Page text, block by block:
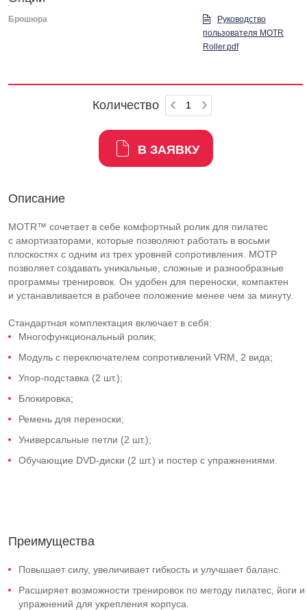
Брошюра
Руководство
пользователя MOTR
Roller.pdf
Количество
В ЗАЯВКУ
Описание
MOTR™ сочетает в себе комфортный ролик для пилатес
с амортизаторами, которые позволяют работать в восьми
плоскостях с одним из трех уровней сопротивления. МОТР
позволяет создавать уникальные, сложные и разнообразные
программы тренировок. Он удобен для переноски, компактен
и устанавливается в рабочее положение менее чем за минуту.
Стандартная комплектация включает в себя:
Многофункциональный ролик;
Модуль с переключателем сопротивлений VRM, 2 вида;
Упор-подставка (2 шт.);
Блокировка;
Ремень для переноски;
Универсальные петли (2 шт.);
Обучающие DVD-диски (2 шт.) и постер с упражнениями.
Преимущества
Повышает силу, увеличивает гибкость и улучшает баланс.
Расширяет возможности тренировок по методу пилатес, йоги и
упражнений для укрепления корпуса.